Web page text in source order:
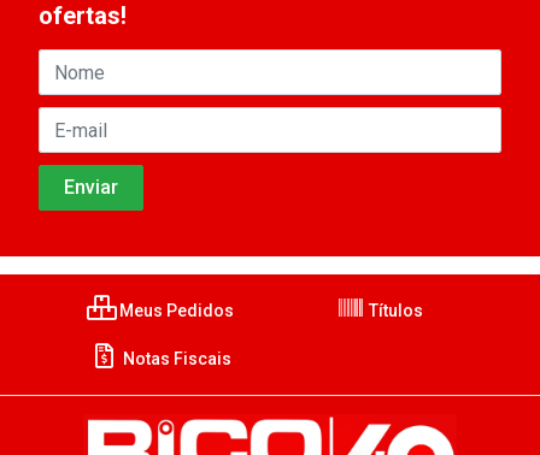
ofertas!
Meus Pedidos Títulos
Notas Fiscais